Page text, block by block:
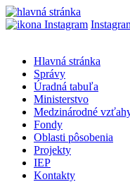
Hlavná stránka
Správy
Úradná tabuľa
Ministerstvo
Medzinárodné
Fondy
Oblasti pôsobenia
Projekty
IEP
Kontakty